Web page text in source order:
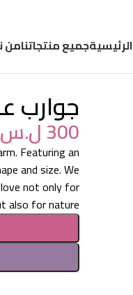
الرئيسيةجميع منتجاتنامن
جوارب
300ل.س
Featuring an
and size. We
not only for
also for nature.